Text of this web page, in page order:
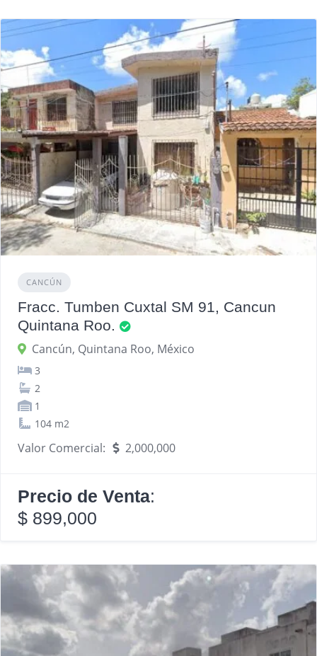
CANCÚN
Fracc. Tumben Cuxtal SM 91, Cancun
Quintana Roo.
Cancún, Quintana Roo, México
3
2
1
104 m2
Valor Comercial: 2,000,000
Precio de Venta:
$ 899,000